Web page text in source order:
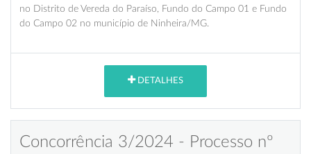
no Distrito de Vereda do Paraíso, Fundo do Campo 01 e Fundo
do Campo 02 no município de Ninheira/MG.
DETALHES
Concorrência 3/2024 - Processo nº